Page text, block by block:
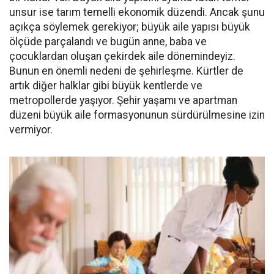
unsur ise tarım temelli ekonomik düzendi. Ancak şunu
açıkça söylemek gerekiyor; büyük aile yapısı büyük
ölçüde parçalandı ve bugün anne, baba ve
çocuklardan oluşan çekirdek aile dönemindeyiz.
Bunun en önemli nedeni de şehirleşme. Kürtler de
artık diğer halklar gibi büyük kentlerde ve
metropollerde yaşıyor. Şehir yaşamı ve apartman
düzeni büyük aile formasyonunun sürdürülmesine izin
vermiyor.